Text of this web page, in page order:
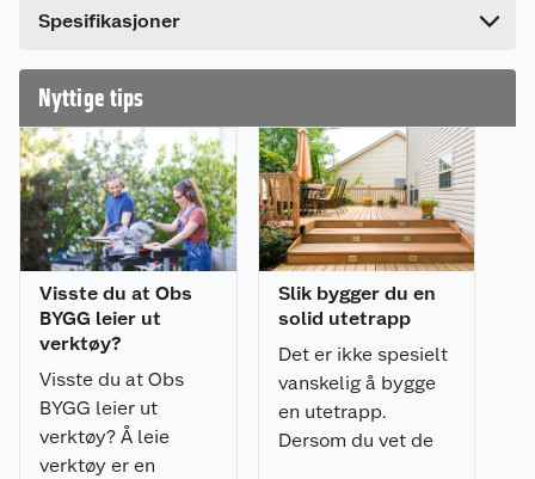
Trinn 2 i C°: 600° C - 500 l/min.
Effekt: 2000W
Spesifikasjoner
Nyttige tips
Visste du at Obs
BYGG leier ut
verktøy?
Visste du at Obs
BYGG leier ut
verktøy? Å leie
verktøy er en
Slik bygger du en
solid utetrapp
Det er ikke spesielt
vanskelig å bygge
en utetrapp.
Dersom du vet de